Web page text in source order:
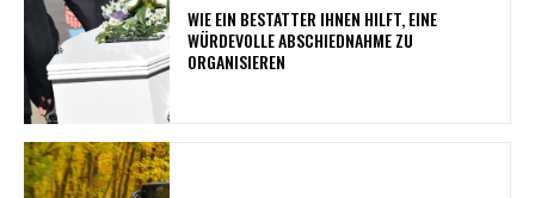
WIE EIN BESTATTER IHNEN HILFT, EINE
WÜRDEVOLLE ABSCHIEDNAHME ZU
ORGANISIEREN